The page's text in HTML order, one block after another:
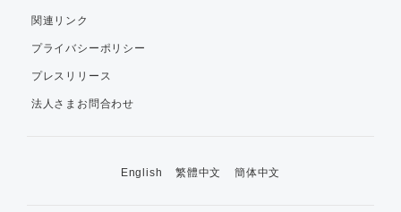
関連リンク
プライバシーポリシー
プレスリリース
法人さまお問合わせ
English 繁體中文 簡体中文